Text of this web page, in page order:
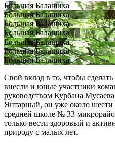
Большая Балашиха
Большая Балашиха
Большая Балашиха
Большая Балашиха
Большая Балашиха
Большая Балашиха
Большая Балашиха
Свой вклад в то, чтобы
внесли и юные участники
руководством Курбана
Янтарный, он уже около шести
средней школе № 33
только вести здоровый и
природу с малых лет.